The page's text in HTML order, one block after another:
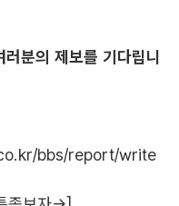
분의 제보를 기다립니
bbs/report/write